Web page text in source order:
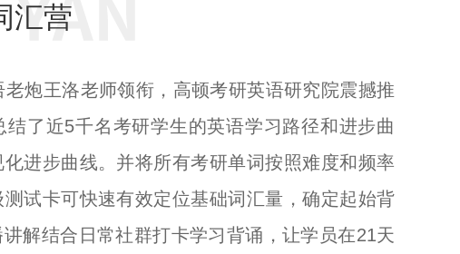
汇营
炮王洛老师领衔，高顿考研英语研究院震撼推
了近5千名考研学生的英语学习路径和进步曲
进步曲线。并将所有考研单词按照难度和频率
试卡可快速有效定位基础词汇量，确定起始背
解结合日常社群打卡学习背诵，让学员在21天